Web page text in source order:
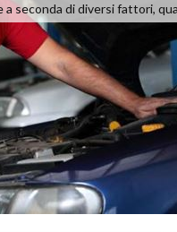
a seconda di diversi fattori,